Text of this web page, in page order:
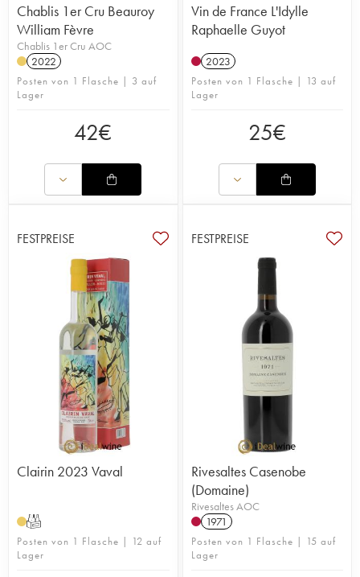
Chablis 1er Cru Beauroy
William Fèvre
Chablis 1er Cru AOC
2022
Posten von 1 Flasche | 3 auf
Lager
42€
Vin de France L'Idylle
Raphaelle Guyot
2023
Posten von 1 Flasche | 13 auf
Lager
25€
FESTPREISE
Clairin 2023 Vaval
T
Posten von 1 Flasche | 12 auf
Lager
FESTPREISE
Rivesaltes Casenobe
(Domaine)
Rivesaltes AOC
1971
Posten von 1 Flasche | 15 auf
Lager